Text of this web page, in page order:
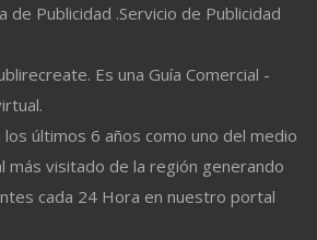
de Publicidad .Servicio de Publicidad
Es una Guía Comercial -
los últimos 6 años como uno del medio
más visitado de la región generando
cada 24 Hora en nuestro portal